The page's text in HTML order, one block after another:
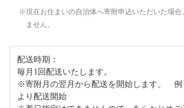
現在お住まいの自治体へ寄附申込いただいた場
ません。
配送時期：
毎月1回配送いたします。
※寄附月の翌月から配送を開始します。 例
より配送開始